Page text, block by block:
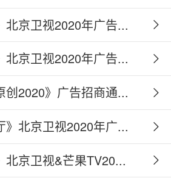
北京卫视2020年广告...
北京卫视2020年广告...
创2020》广告招商通...
》北京卫视2020年广...
北京卫视&芒果TV20...